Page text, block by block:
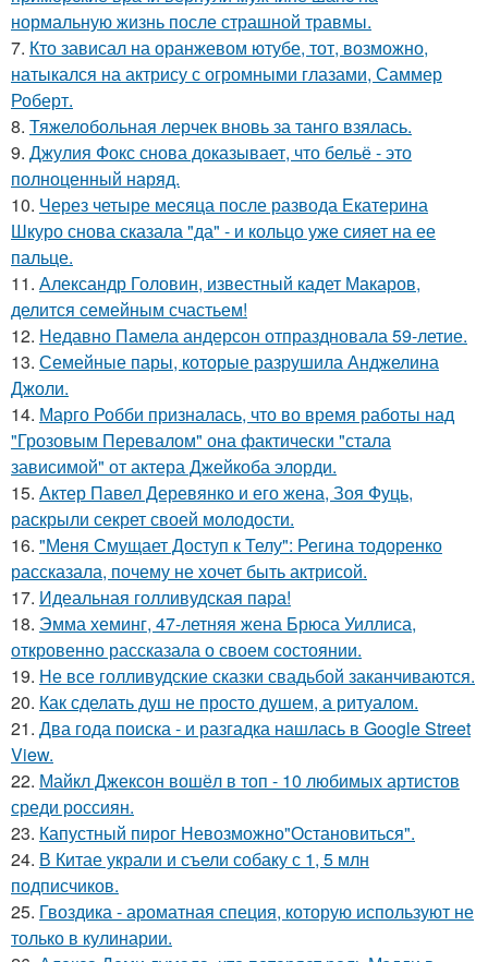
нормальную жизнь после страшной травмы.
7. Кто зависал на оранжевом ютубе, тот, возможно,
натыкался на актрису с огромными глазами, Саммер
Роберт.
8. Тяжелобольная лерчек вновь за танго взялась.
9. Джулия Фокс снова доказывает, что бельё - это
полноценный наряд.
10. Через четыре месяца после развода Екатерина
Шкуро снова сказала "да" - и кольцо уже сияет на ее
пальце.
11. Александр Головин, известный кадет Макаров,
делится семейным счастьем!
12. Недавно Памела андерсон отпраздновала 59-летие.
13. Семейные пары, которые разрушила Анджелина
Джоли.
14. Марго Робби призналась, что во время работы над
"Грозовым Перевалом" она фактически "стала
зависимой" от актера Джейкоба элорди.
15. Актер Павел Деревянко и его жена, Зоя Фуць,
раскрыли секрет своей молодости.
16. "Меня Смущает Доступ к Телу": Регина тодоренко
рассказала, почему не хочет быть актрисой.
17. Идеальная голливудская пара!
18. Эмма хеминг, 47-летняя жена Брюса Уиллиса,
откровенно рассказала о своем состоянии.
19. Не все голливудские сказки свадьбой заканчиваются.
20. Как сделать душ не просто душем, а ритуалом.
21. Два года поиска - и разгадка нашлась в Google Street
View.
22. Майкл Джексон вошёл в топ - 10 любимых артистов
среди россиян.
23. Капустный пирог Невозможно"Остановиться".
24. В Китае украли и съели собаку с 1, 5 млн
подписчиков.
25. Гвоздика - ароматная специя, которую используют не
только в кулинарии.